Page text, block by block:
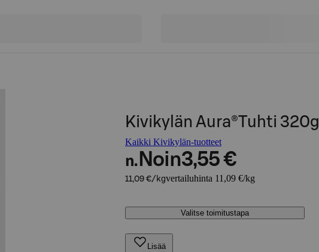
Kivikylän Aura®Tuhti 320g
Kaikki Kivikylän-tuotteet
n. Noin3,55 €
11,09 €/kgvertailuhinta 11,09 €/kg
Valitse toimitustapa
Lisää